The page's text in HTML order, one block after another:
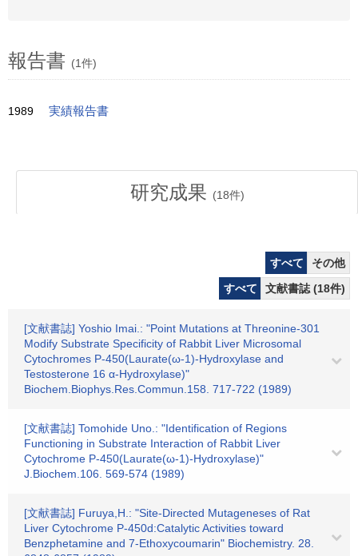
報告書 (1件)
1989 実績報告書
研究成果 (18件)
すべて
その他
すべて
文献書誌 (18件)
[文献書誌] Yoshio Imai.: "Point Mutations at Threonine-301
Modify Substrate Specificity of Rabbit Liver Microsomal
Cytochromes P-450(Laurate(ω-1)-Hydroxylase and
Testosterone 16 α-Hydroxylase)"
Biochem.Biophys.Res.Commun.158. 717-722 (1989)
[文献書誌] Tomohide Uno.: "Identification of Regions
Functioning in Substrate Interaction of Rabbit Liver
Cytochrome P-450(Laurate(ω-1)-Hydroxylase)"
J.Biochem.106. 569-574 (1989)
[文献書誌] Furuya,H.: "Site-Directed Mutageneses of Rat
Liver Cytochrome P-450d:Catalytic Activities toward
Benzphetamine and 7-Ethoxycoumarin" Biochemistry. 28.